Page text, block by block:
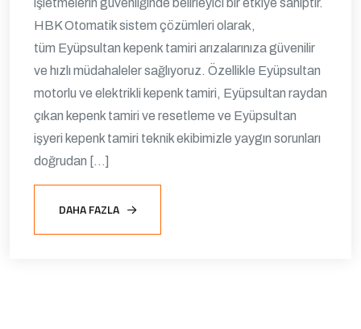
işletmelerin güvenliğinde belirleyici bir etkiye sahiptir.
HBK Otomatik sistem çözümleri olarak,
tüm Eyüpsultan kepenk tamiri arızalarınıza güvenilir
ve hızlı müdahaleler sağlıyoruz. Özellikle Eyüpsultan
motorlu ve elektrikli kepenk tamiri, Eyüpsultan raydan
çıkan kepenk tamiri ve resetleme ve Eyüpsultan
işyeri kepenk tamiri teknik ekibimizle yaygın sorunları
doğrudan […]
DAHA FAZLA